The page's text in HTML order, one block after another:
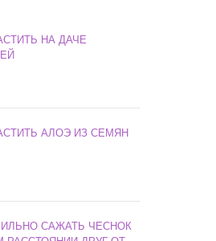
НА ДАЧЕ
АЛОЭ ИЗ СЕМЯН
САЖАТЬ ЧЕСНОК